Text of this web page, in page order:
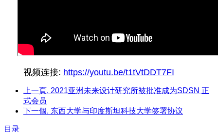
视频连接: https://youtu.be/t1tVtDDT7FI
上一頁. 2021亚洲未来设计研究所被批准成为SDSN 正
式会员
下一個. 东西大学与印度斯坦科技大学签署协议
目录